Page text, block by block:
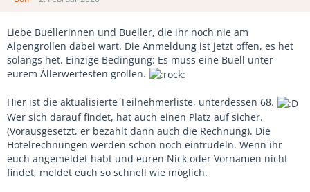
Liebe Buellerinnen und Bueller, die ihr noch nie am
Alpengrollen dabei wart. Die Anmeldung ist jetzt offen, es het
solangs het. Einzige Bedingung: Es muss eine Buell unter
eurem Allerwertesten grollen.
Hier ist die aktualisierte Teilnehmerliste, unterdessen 68.
Wer sich darauf findet, hat auch einen Platz auf sicher.
(Vorausgesetzt, er bezahlt dann auch die Rechnung). Die
Hotelrechnungen werden schon noch eintrudeln. Wenn ihr
euch angemeldet habt und euren Nick oder Vornamen nicht
findet, meldet euch so schnell wie möglich.